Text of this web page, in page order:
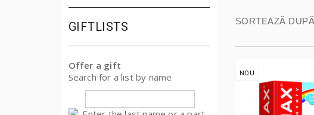
GIFTLISTS
Offer a gift
Search for a list by name
SORTEAZĂ DUPĂ
NOU